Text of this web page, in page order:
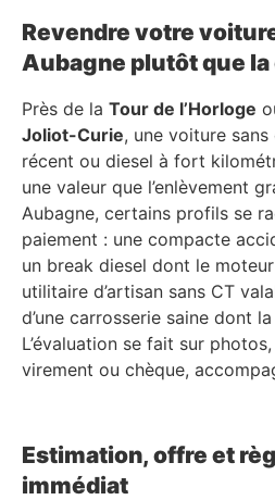
Revendre votre
Aubagne plutôt que
Près de la Tour de l’Horloge
Joliot-Curie, une voiture
récent ou diesel à fort
une valeur que l’enlèvement
Aubagne, certains profils se
paiement : une compacte
un break diesel dont le
utilitaire d’artisan sans CT
d’une carrosserie saine dont
L’évaluation se fait sur
virement ou chèque,
Estimation, offre et
immédiat